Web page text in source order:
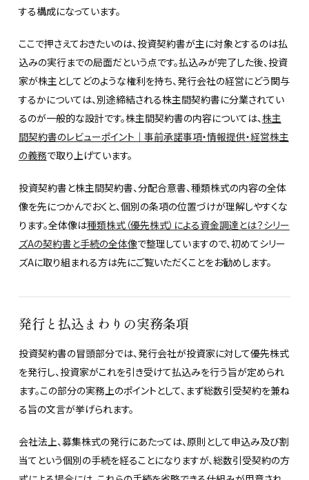
する構成になっています。
ここで押さえておきたいのは、投資契約書が主に対象とするのは払
込みの実行までの局面だという点です。払込みが完了した後、投資
家が株主としてどのような権利を持ち、発行会社の経営にどう関与
するかについては、別途締結される株主間契約書に分業されてい
るのが一般的な設計です。株主間契約書の内容については、株主
間契約書のレビューポイント｜事前承諾事項・情報提供・経営株主
の義務で取り上げています。
投資契約書と株主間契約書、分配合意書、種類株式の内容の全体
像を先につかんでおくと、個別の条項の位置づけが理解しやすくな
ります。全体像は種類株式（優先株式）による資金調達とは？シリー
ズAの契約書と手続の全体像で整理していますので、初めてシリー
ズAに取り組まれる方は先にご覧いただくことをお勧めします。
発行と払込まわりの実務条項
投資契約書の冒頭部分では、発行会社が投資家に対して優先株式
を発行し、投資家がこれを引き受けて払込みを行う旨が定められ
ます。この部分の実務上のポイントとして、まず総数引受契約を兼ね
る旨の文言が挙げられます。
会社法上、募集株式の発行にあたっては、原則として申込み及び割
当てという個別の手続を経ることになりますが、総数引受契約の方